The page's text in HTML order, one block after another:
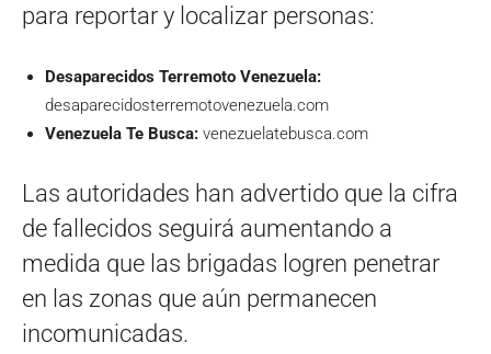
para reportar y localizar personas:
Desaparecidos Terremoto Venezuela:
desaparecidosterremotovenezuela.com
Venezuela Te Busca: venezuelatebusca.com
Las autoridades han advertido que la cifra
de fallecidos seguirá aumentando a
medida que las brigadas logren penetrar
en las zonas que aún permanecen
incomunicadas.